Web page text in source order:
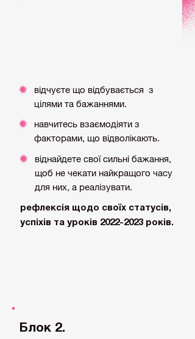
відчуєте що відбувається з
цілями та бажаннями.
навчитесь взаємодіяти з
факторами, що відволікають.
віднайдете свої сильні бажання,
щоб не чекати найкращого часу
для них, а реалізувати.
рефлексія щодо своїх статусів,
успіхів та уроків 2022-2023 років.
Блок 2.